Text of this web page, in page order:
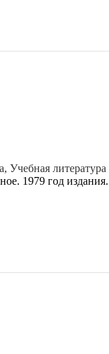
Учебная литература
1979 год издания.